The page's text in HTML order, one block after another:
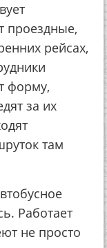
проездные,
рейсах,
форму,
за их
там
Работает
не просто